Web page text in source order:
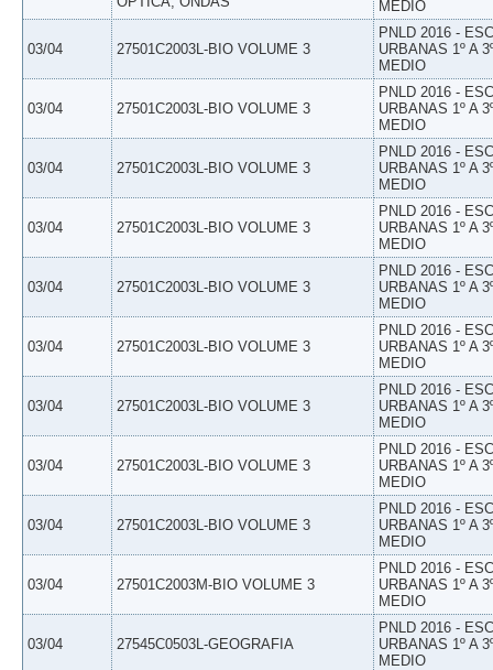
MEDIO
03/04 27501C2003L-BIO VOLUME 3
PNLD 2016 -
URBANAS 1º A
MEDIO
03/04 27501C2003L-BIO VOLUME 3
PNLD 2016 -
URBANAS 1º A
MEDIO
03/04 27501C2003L-BIO VOLUME 3
PNLD 2016 -
URBANAS 1º A
MEDIO
03/04 27501C2003L-BIO VOLUME 3
PNLD 2016 -
URBANAS 1º A
MEDIO
03/04 27501C2003L-BIO VOLUME 3
PNLD 2016 -
URBANAS 1º A
MEDIO
03/04 27501C2003L-BIO VOLUME 3
PNLD 2016 -
URBANAS 1º A
MEDIO
03/04 27501C2003L-BIO VOLUME 3
PNLD 2016 -
URBANAS 1º A
MEDIO
03/04 27501C2003L-BIO VOLUME 3
PNLD 2016 -
URBANAS 1º A
MEDIO
03/04 27501C2003L-BIO VOLUME 3
PNLD 2016 -
URBANAS 1º A
MEDIO
03/04 27501C2003M-BIO VOLUME 3
PNLD 2016 -
URBANAS 1º A
MEDIO
03/04 27545C0503L-GEOGRAFIA
PNLD 2016 -
URBANAS 1º A
MEDIO